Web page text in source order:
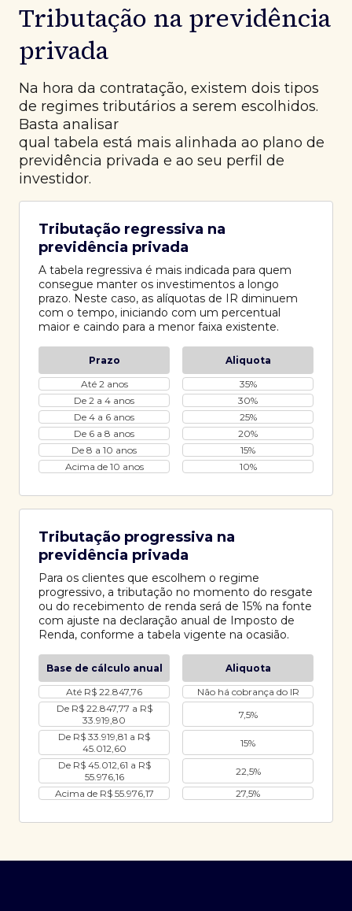
Tributação na previdência
privada
Na hora da contratação, existem dois tipos
de regimes tributários a serem escolhidos.
Basta analisar
qual tabela está mais alinhada ao plano de
previdência privada e ao seu perfil de
investidor.
Tributação regressiva na
previdência privada
A tabela regressiva é mais indicada para quem
consegue manter os investimentos a longo
prazo. Neste caso, as alíquotas de IR diminuem
com o tempo, iniciando com um percentual
maior e caindo para a menor faixa existente.
Prazo
Aliquota
Até 2 anos
35%
De 2 a 4 anos
30%
De 4 a 6 anos
25%
De 6 a 8 anos
20%
De 8 a 10 anos
15%
Acima de 10 anos
10%
Tributação progressiva na
previdência privada
Para os clientes que escolhem o regime
progressivo, a tributação no momento do resgate
ou do recebimento de renda será de 15% na fonte
com ajuste na declaração anual de Imposto de
Renda, conforme a tabela vigente na ocasião.
Base de cálculo anual
Aliquota
Até R$ 22.847,76
Não há cobrança do IR
De R$ 22.847,77 a R$
33.919,80
7,5%
De R$ 33.919,81 a R$
45.012,60
15%
De R$ 45.012,61 a R$
55.976,16
22,5%
Acima de R$ 55.976,17
27,5%